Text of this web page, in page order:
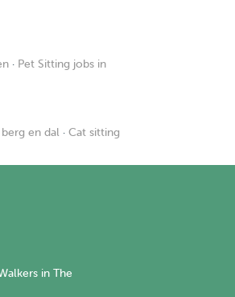
· Pet Sitting jobs in
en dal · Cat sitting
in The